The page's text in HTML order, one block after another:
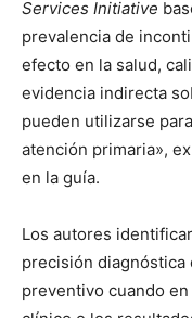
Services Initiative
prevalencia de
efecto en la salud,
evidencia indirecta
pueden utilizarse
atención primaria»,
en la guía.
Los autores
precisión diagnóstica
preventivo cuando